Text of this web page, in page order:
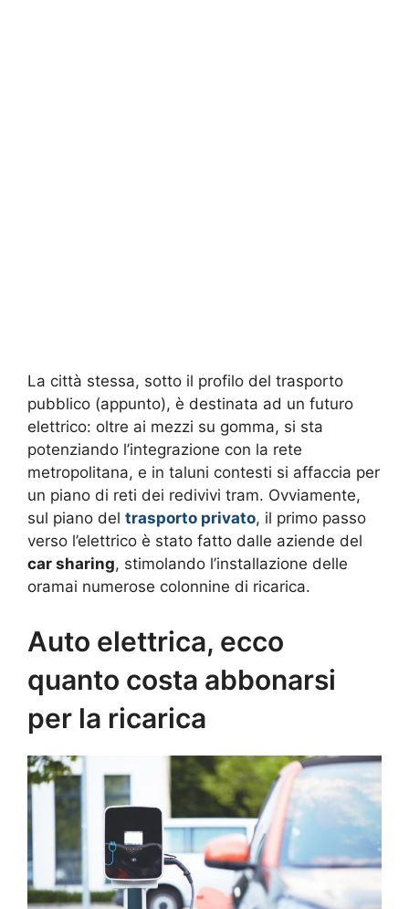
La città stessa, sotto il profilo del trasporto
pubblico (appunto), è destinata ad un futuro
elettrico: oltre ai mezzi su gomma, si sta
potenziando l’integrazione con la rete
metropolitana, e in taluni contesti si affaccia per
un piano di reti dei redivivi tram. Ovviamente,
sul piano del trasporto privato, il primo passo
verso l’elettrico è stato fatto dalle aziende del
car sharing, stimolando l’installazione delle
oramai numerose colonnine di ricarica.
Auto elettrica, ecco
quanto costa abbonarsi
per la ricarica